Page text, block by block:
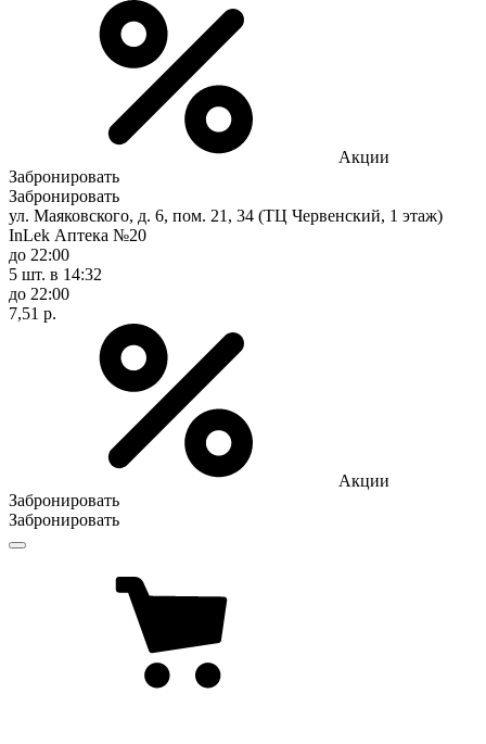
Акции
Забронировать
Забронировать
ул. Маяковского, д. 6, пом. 21, 34 (ТЦ Червенский, 1 этаж)
InLek Аптека №20
до 22:00
5 шт. в 14:32
до 22:00
7,51 р.
Акции
Забронировать
Забронировать